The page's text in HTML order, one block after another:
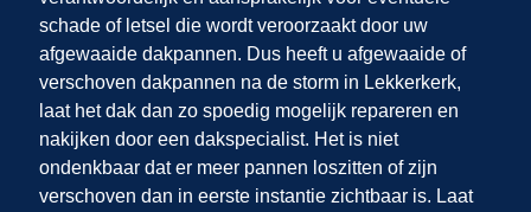
schade of letsel die wordt veroorzaakt door uw
afgewaaide dakpannen. Dus heeft u afgewaaide of
verschoven dakpannen na de storm in Lekkerkerk,
laat het dak dan zo spoedig mogelijk repareren en
nakijken door een dakspecialist. Het is niet
ondenkbaar dat er meer pannen loszitten of zijn
verschoven dan in eerste instantie zichtbaar is. Laat